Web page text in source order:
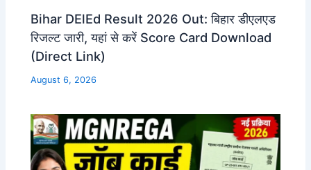
Bihar DElEd Result 2026 Out: बिहार डीएलएड
रिजल्ट जारी, यहां से करें Score Card Download
(Direct Link)
August 6, 2026